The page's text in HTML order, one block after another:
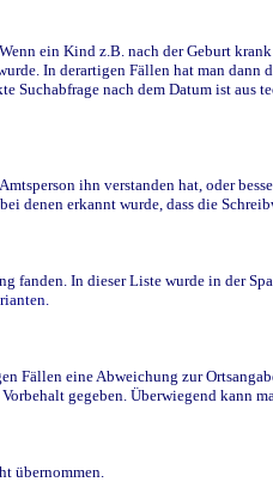
ein Kind z.B. nach der Geburt
In derartigen Fällen hat man dann
nach dem Datum ist aus
ihn verstanden hat, oder
denen erkannt wurde, dass die
In dieser Liste wurde in der
Fällen eine Abweichung zur
gegeben. Überwiegend kann
übernommen.